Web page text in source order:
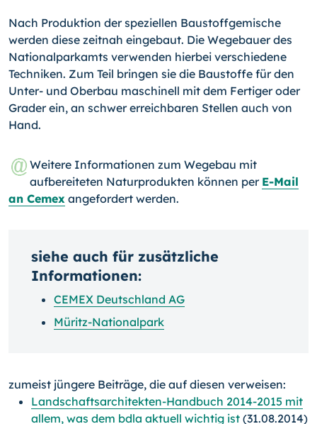
Nach Produktion der speziellen Baustoffgemische
werden diese zeitnah eingebaut. Die Wegebauer des
Nationalparkamts verwenden hierbei verschiedene
Techniken. Zum Teil bringen sie die Baustoffe für den
Unter- und Oberbau maschinell mit dem Fertiger oder
Grader ein, an schwer erreichbaren Stellen auch von
Hand.
Weitere Informationen zum Wegebau mit
aufbereiteten Naturprodukten können per E-Mail
an Cemex angefordert werden.
siehe auch für zusätzliche
Informationen:
CEMEX Deutschland AG
Müritz-Nationalpark
zumeist jüngere Beiträge, die auf diesen verweisen:
Landschaftsarchitekten-Handbuch 2014-2015 mit
allem, was dem bdla aktuell wichtig ist (31.08.2014)